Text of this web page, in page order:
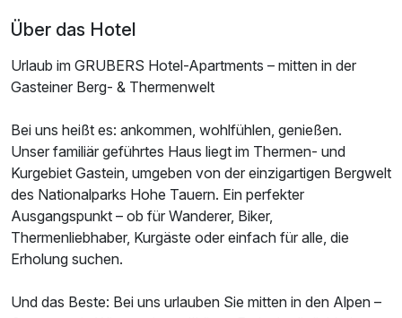
Zusatznächte
Für 3 Tage p.P. ab
Über das Hotel
Urlaub im GRUBERS Hotel-Apartments – mitten in der
Gasteiner Berg- & Thermenwelt
Bei uns heißt es: ankommen, wohlfühlen, genießen.
Unser familiär geführtes Haus liegt im Thermen- und
Kurgebiet Gastein, umgeben von der einzigartigen Bergwelt
des Nationalparks Hohe Tauern. Ein perfekter
Ausgangspunkt – ob für Wanderer, Biker,
Thermenliebhaber, Kurgäste oder einfach für alle, die
Erholung suchen.
Und das Beste: Bei uns urlauben Sie mitten in den Alpen –